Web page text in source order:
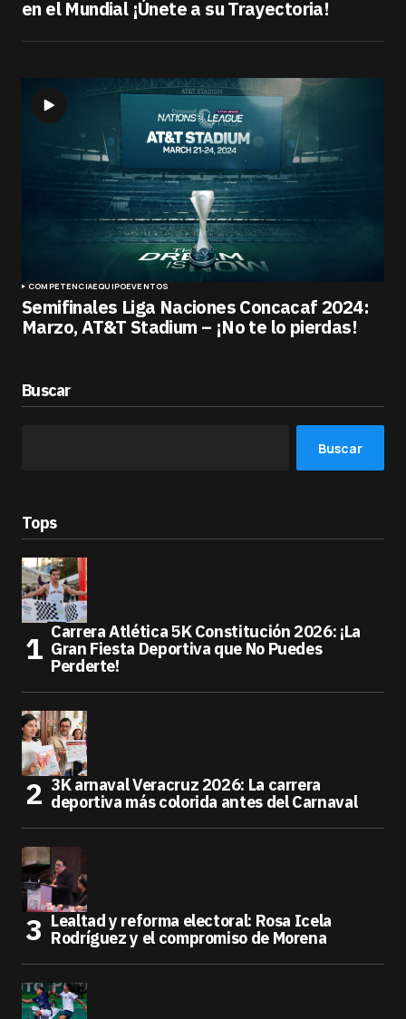
en el Mundial ¡Únete a su Trayectoria!
COMPETENCIAEQUIPOEVENTOS
Semifinales Liga Naciones Concacaf 2024:
Marzo, AT&T Stadium – ¡No te lo pierdas!
Buscar
Buscar
Tops
Carrera Atlética 5K Constitución 2026: ¡La
Gran Fiesta Deportiva que No Puedes
Perderte!
3K arnaval Veracruz 2026: La carrera
deportiva más colorida antes del Carnaval
Lealtad y reforma electoral: Rosa Icela
Rodríguez y el compromiso de Morena